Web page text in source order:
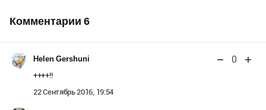
Комментарии 6
Helen Gershuni 0
++++!!
22 Сентябрь 2016, 19:54